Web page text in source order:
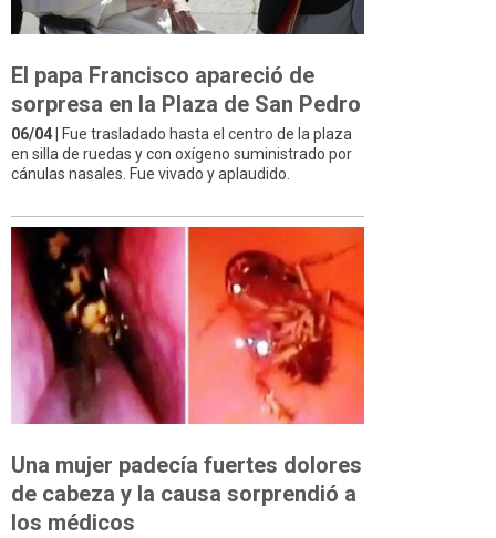
El papa Francisco apareció de
sorpresa en la Plaza de San Pedro
06/04 | Fue trasladado hasta el centro de la plaza
en silla de ruedas y con oxígeno suministrado por
cánulas nasales. Fue vivado y aplaudido.
Una mujer padecía fuertes dolores
de cabeza y la causa sorprendió a
los médicos